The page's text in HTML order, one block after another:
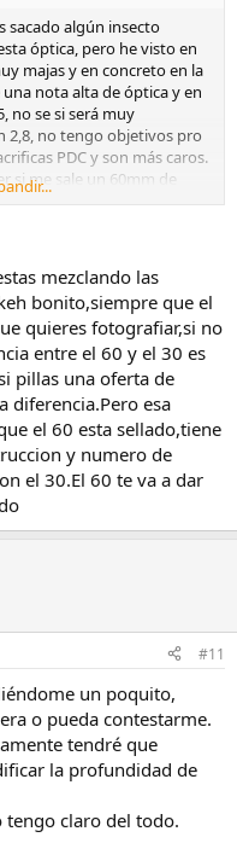
sacado algún insecto
óptica, pero he visto en
majas y en concreto en la
nota alta de óptica y en
no se si será muy
no tengo objetivos pro
PDC y son más caros.
si me sale un 60mm de
mezclando las
bonito,siempre que el
quieres fotografiar,si no
entre el 60 y el 30 es
pillas una oferta de
diferencia.Pero esa
el 60 esta sellado,tiene
y numero de
el 30.El 60 te va a dar
#11
un poquito,
o pueda contestarme.
tendré que
la profundidad de
tengo claro del todo.